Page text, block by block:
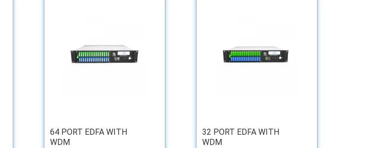
64 PORT EDFA WITH
WDM
32 PORT EDFA WITH
WDM